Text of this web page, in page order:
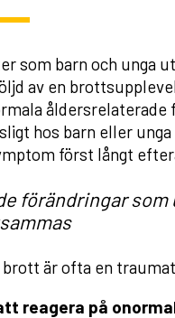
som barn och unga
av en
hos barn eller
först långt
förändringar
är ofta en
reagera på